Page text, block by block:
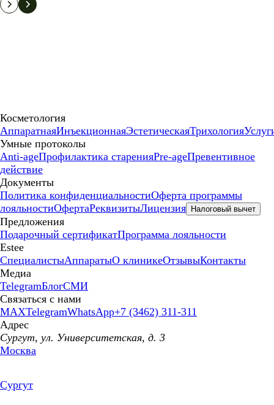
Косметология
АппаратнаяИнъекционнаяЭстетическаяТрихология
Умные протоколы
Anti-ageПрофилактика старенияPre-ageПревентивное
действие
Документы
Политика конфиденциальностиОферта программы
лояльностиОфертаРеквизитыЛицензия Налоговый вычет
Предложения
Подарочный сертификатПрограмма лояльности
Estee
СпециалистыАппаратыО клиникеОтзывыКонтакты
Медиа
TelegramБлогСМИ
Связаться с нами
MAXTelegramWhatsApp+7 (3462) 311-311
Адрес
Сургут, ул. Университетская, д. 3
Москва
Сургут